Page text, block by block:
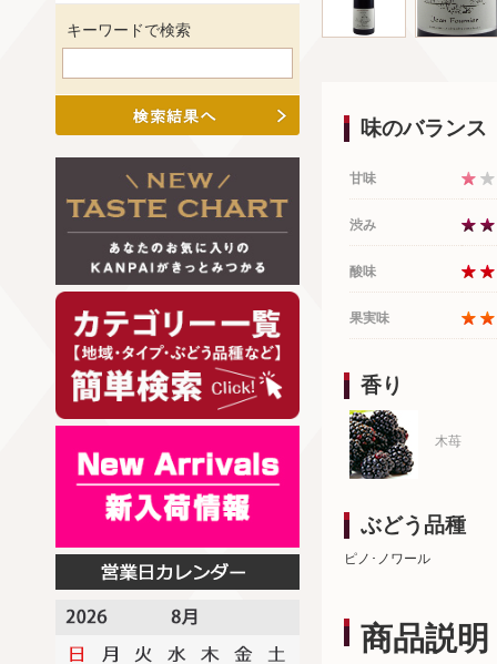
味のバランス
甘味
渋み
酸味
果実味
香り
木苺
ぶどう品種
ピノ･ノワール
商品説明
キーワードで検索